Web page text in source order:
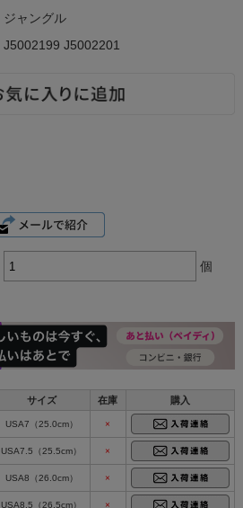
ジャングル
J5002199 J5002201
個
サイズ 在庫 購入
USA7（25.0cm） ×
USA7.5（25.5cm） ×
USA8（26.0cm） ×
USA8.5（26.5cm） ×